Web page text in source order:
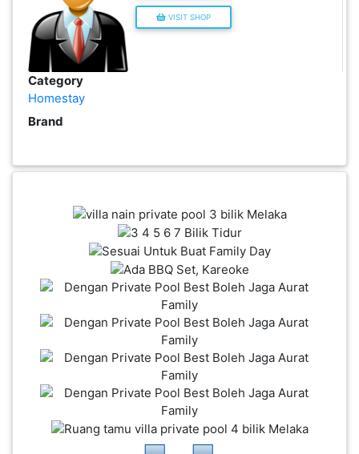
VISIT SHOP
Category
Homestay
Brand
TUDUNG(0)
ARTIKEL(14)
PEMBORONG(2)
PRODUK
PERNIAGAAN(41)
KENDERAAN(6)
ELEKTRONIK(5)
SUKAN/HOBI(2)